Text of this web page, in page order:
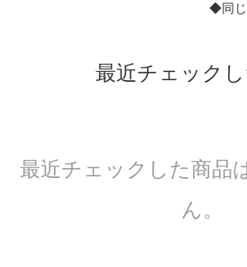
◆同じ
最近チェック
最近チェックした商品
ん。